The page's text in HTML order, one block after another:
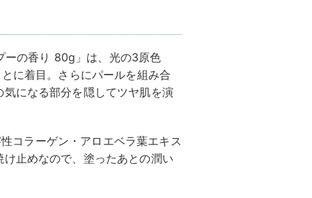
ーの香り 80g」は、光の3原色
に着目。さらにパールを組み合
になる部分を隠してツヤ肌を演
コラーゲン・アロエベラ葉エキス
止めなので、塗ったあとの潤い